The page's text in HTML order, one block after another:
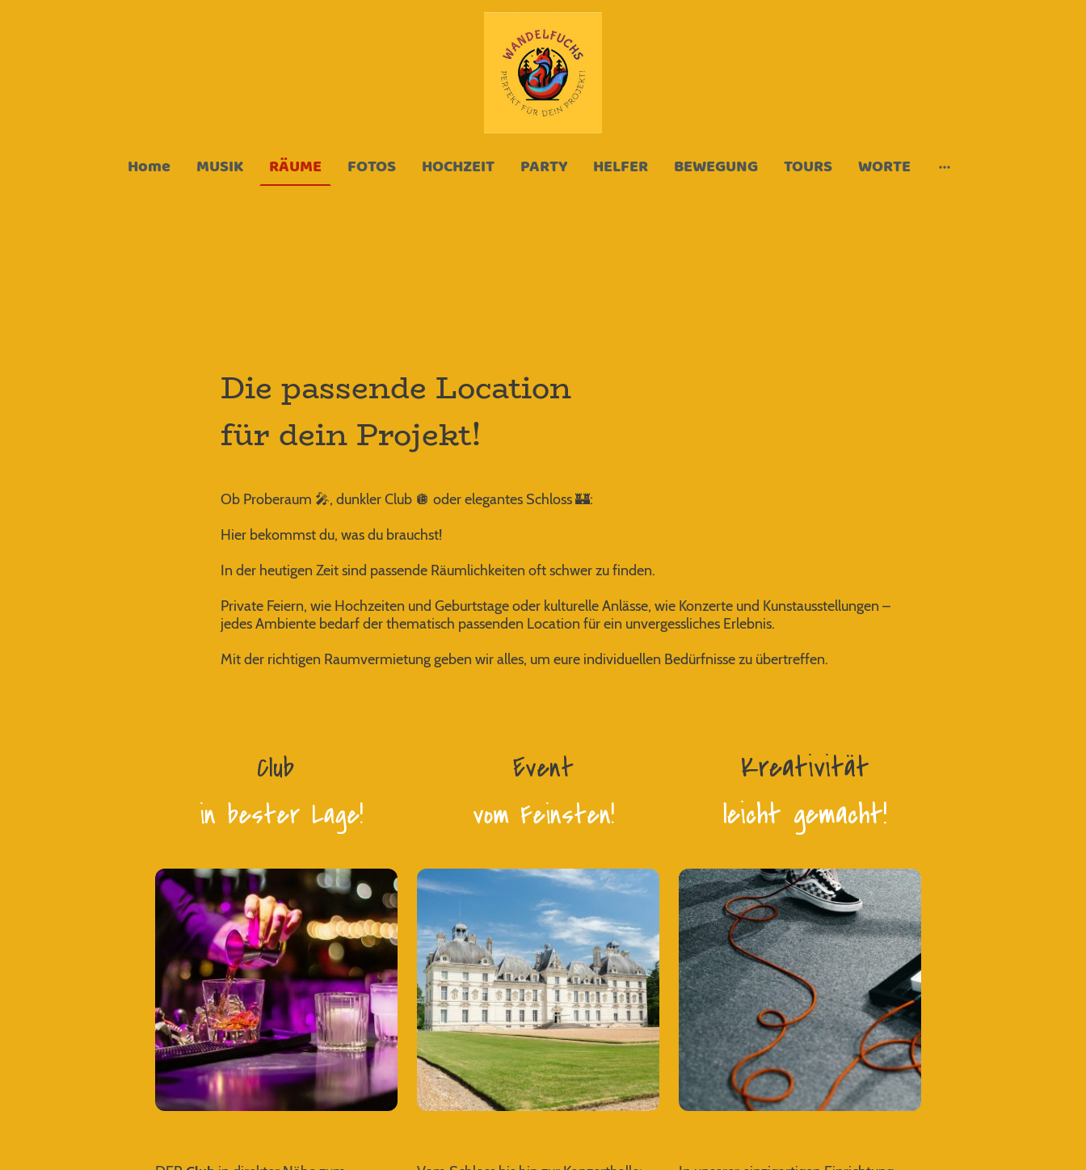
Home MUSIK RÄUME FOTOS HOCHZEIT PARTY HELFER BEWEGUNG TOURS WORTE
Die passende Location
für dein Projekt!
Ob Proberaum 🎤, dunkler Club 🪩 oder elegantes Schloss 🏰:
Hier bekommst du, was du brauchst!
In der heutigen Zeit sind passende Räumlichkeiten oft schwer zu finden.
Private Feiern, wie Hochzeiten und Geburtstage oder kulturelle Anlässe, wie Konzerte und Kunstausstellungen –
jedes Ambiente bedarf der thematisch passenden Location für ein unvergessliches Erlebnis.
Mit der richtigen Raumvermietung geben wir alles, um eure individuellen Bedürfnisse zu übertreffen.
Club
in bester Lage!
Event
vom Feinsten!
Kreativität
leicht gemacht!